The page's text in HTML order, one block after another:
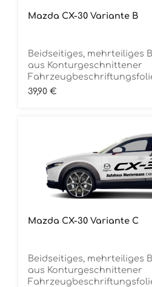
Mazda CX-30 Variante B
Beidseitiges, mehrteiliges
aus Konturgeschnittener
ÜbertragungstapeDie
Regulärer Preis:
39,90 €
Mazda CX-30 Variante C
Beidseitiges, mehrteiliges
aus Konturgeschnittener